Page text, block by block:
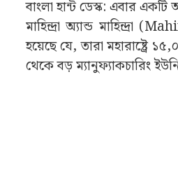
বাংলা হান্ট ডেস্ক: এবার
মাহিন্দ্রা অ্যান্ড
হয়েছে যে, তারা মহারাষ্ট্রে
থেকে বড় ম্যানুফ্যাকচারিং